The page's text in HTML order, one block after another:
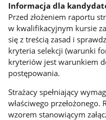
Informacja dla
Przed złożeniem raportu
w kwalifikacyjnym kursie
się z treścią zasad i
kryteria selekcji (warunki
kryteriów jest warunkiem
postępowania.
Strażacy spełniający
właściwego
wzorem stanowiącym